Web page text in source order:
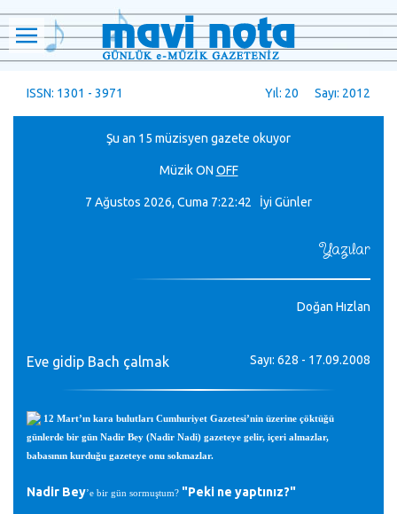
ISSN: 1301 - 3971 Yıl: 20 Sayı: 2012
Şu an 15 müzisyen gazete okuyor
MüzikON OFF
7 Ağustos 2026, Cuma 7:22:42 İyi Günler
Yazılar
Doğan Hızlan
Eve gidip Bach çalmak Sayı: 628 - 17.09.2008
12 Mart’ın kara bulutları Cumhuriyet Gazetesi’nin üzerine çöktüğü
günlerde bir gün Nadir Bey (Nadir Nadi) gazeteye gelir, içeri almazlar,
babasının kurduğu gazeteye onu sokmazlar.
Nadir Bey’e bir gün sormuştum? "Peki ne yaptınız?"